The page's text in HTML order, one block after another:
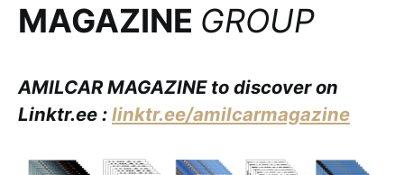
MAGAZINE GROUP
AMILCAR MAGAZINE to discover on
Linktr.ee : linktr.ee/amilcarmagazine